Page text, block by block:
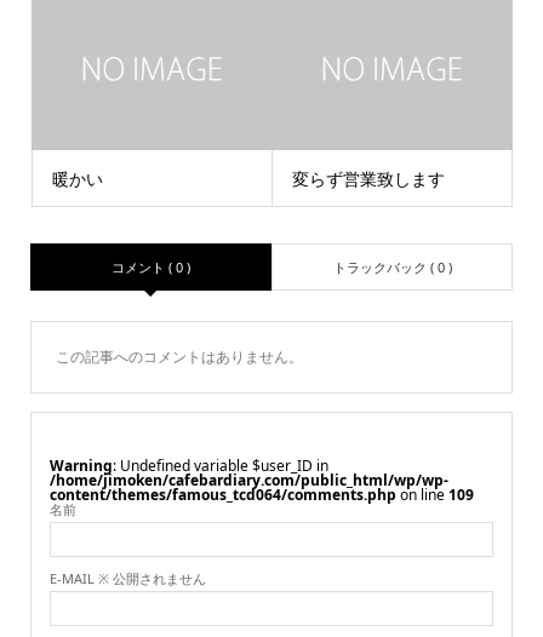
暖かい 変らず営業致します
コメント ( 0 ) トラックバック ( 0 )
この記事へのコメントはありません。
Warning : Undefined variable $user_ID in
/home/jimoken/cafebardiary.com/public_html/wp/wp-
content/themes/famous_tcd064/comments.php on line109
名前
E-MAIL ※ 公開されません